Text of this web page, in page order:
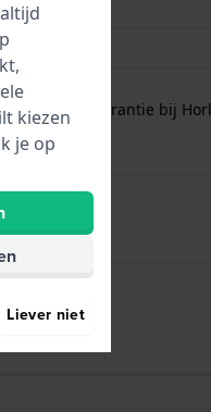
1 jaar extra garantie bij
wijzer
kiezen
je op
Liever niet